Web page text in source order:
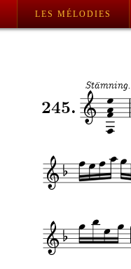
LES MÉLODIES
Stämning.
245.